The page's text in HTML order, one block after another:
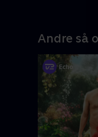
Andre så